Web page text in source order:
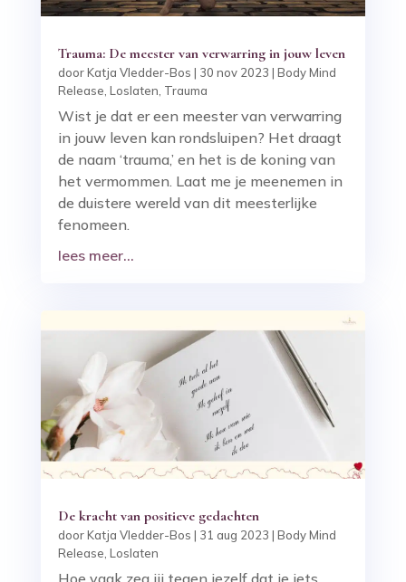
Trauma: De meester van verwarring in jouw leven
doorKatja Vledder-Bos | 30 nov 2023 | Body Mind
Release Loslaten Trauma
Wist je dat er een meester van verwarring
in jouw leven kan rondsluipen? Het draagt
de naam ‘trauma,’ en het is de koning van
het vermommen. Laat me je meenemen in
de duistere wereld van dit meesterlijke
fenomeen.
lees meer...
De kracht van positieve gedachten
doorKatja Vledder-Bos | 31 aug 2023 | Body Mind
Release, Loslaten